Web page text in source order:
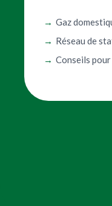
Gaz
Réseau de
Conseils